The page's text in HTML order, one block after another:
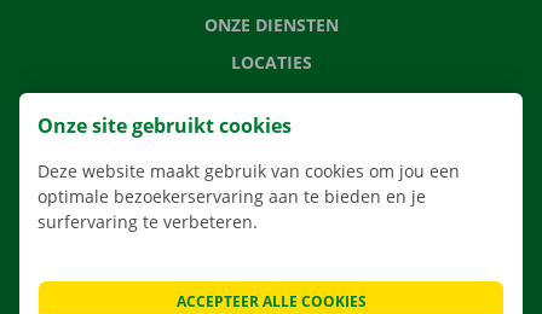
ONZE DIENSTEN
LOCATIES
APP
VERHUISOPLOSSINGEN
VEELGESTELDE VRAGEN
Onze site gebruikt cookies
Deze website maakt gebruik van cookies om jou een
optimale bezoekerservaring aan te bieden en je
surfervaring te verbeteren.
ACCEPTEER ALLE COOKIES